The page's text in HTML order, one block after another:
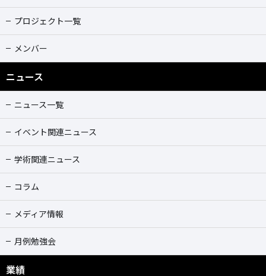
プロジェクト一覧
メンバー
ニュース
ニュース一覧
イベント関連ニュース
学術関連ニュース
コラム
メディア情報
月例勉強会
業績